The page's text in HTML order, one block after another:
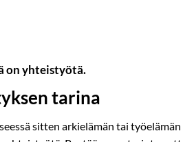
on yhteistyötä.
tarina
sitten arkielämän tai